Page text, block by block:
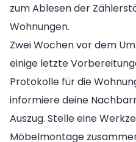
zum Ablesen der
Wohnungen.
Zwei Wochen vor dem
einige letzte
Protokolle für die
informiere deine
Auszug. Stelle eine
Möbelmontage